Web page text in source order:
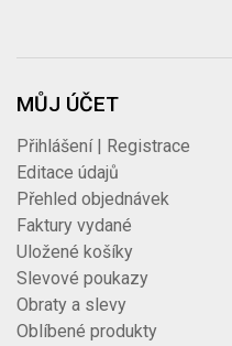
MŮJ ÚČET
Přihlášení | Registrace
Editace údajů
Přehled objednávek
Faktury vydané
Uložené košíky
Slevové poukazy
Obraty a slevy
Oblíbené produkty